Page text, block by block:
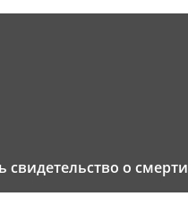
свидетельство о смерти